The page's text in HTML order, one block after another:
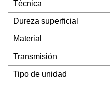
Técnica
Dureza superficial
Material
Transmisión
Tipo de unidad